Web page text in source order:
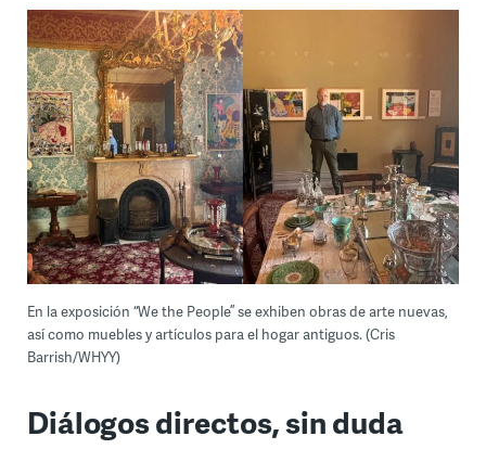
En la exposición “We the People” se exhiben obras de arte nuevas,
así como muebles y artículos para el hogar antiguos. (Cris
Barrish/WHYY)
Diálogos directos, sin duda